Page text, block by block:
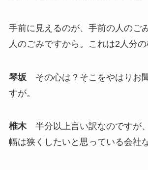
手前に見えるのが、手前の人のご
人のごみですから。これは2人分の
琴坂 その心は？そこをやはりお
すが。
椎木半分以上言い訳なのですが
幅は狭くしたいと思っている会社